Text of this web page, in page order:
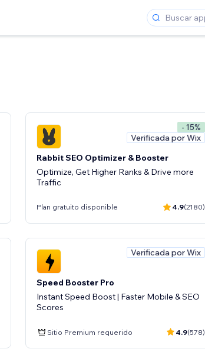
- 15%
Verificada por Wix
Rabbit SEO Optimizer & Booster
Optimize, Get Higher Ranks & Drive more
Traffic
Plan gratuito disponible 4.9(2180)
Verificada por Wix
Speed Booster Pro
Instant Speed Boost | Faster Mobile & SEO
Scores
Sitio Premium requerido 4.9(578)